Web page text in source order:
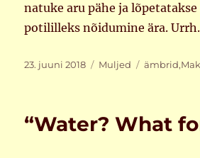
natuke aru pähe ja lõpetatakse
potililleks nõidumine ära. Urrh.
Postitatud
23. juuni 2018 Rubriigid
Muljed Sildid
ämbrid,
“Water? What